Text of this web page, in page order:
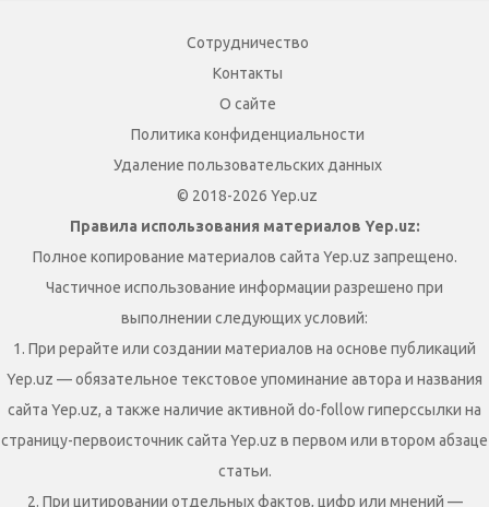
Сотрудничество
Контакты
О сайте
Политика конфиденциальности
Удаление пользовательских данных
© 2018-2026 Yep.uz
Правила использования материалов Yep.uz:
Полное копирование материалов сайта Yep.uz запрещено.
Частичное использование информации разрешено при
выполнении следующих условий:
1. При рерайте или создании материалов на основе публикаций
Yep.uz — обязательное текстовое упоминание автора и названия
сайта Yep.uz, а также наличие активной do-follow гиперссылки на
страницу-первоисточник сайта Yep.uz в первом или втором абзаце
статьи.
2. При цитировании отдельных фактов, цифр или мнений —